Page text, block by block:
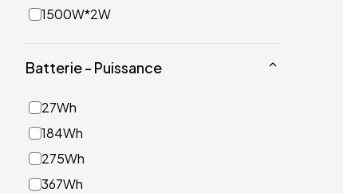
1500W*2W
Batterie - Puissance
27Wh
184Wh
275Wh
367Wh